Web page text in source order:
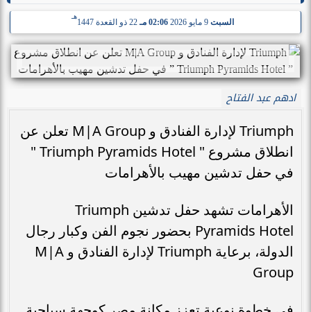
Pyramids Hotel ” في حفل تدشين مهيب
بالأهرامات
السبت9 مايو 2026 02:06 مـ 22 ذو القعدة 1447
ادهم عبد الفتاح
في حفل تدشين مهيب بالأهرامات
الأهرامات تشهد حفل تدشين Triumph
الدولة، برعاية Triumph لإدارة الفنادق و M|A